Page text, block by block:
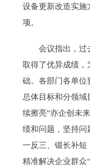
设备更新改造实施
项。
会议指出，过
取得了优异成绩，
础。各部门各单位
总体目标和分领
续擦亮“亦企创未
绩和问题，坚持问
一反三、锻长补短
精准解决企业群众